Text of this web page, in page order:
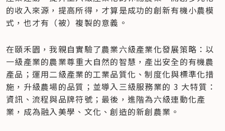
的收入來源，提高所得，才算是成功的創新有機小農模
式，也才有（被）複製的意義。
在頤禾園，我親自實驗了農業六級產業化發展策略：以
一級產業的農業尊重大自然的智慧，產出安全的有機農
產品；運用二級產業的工業品質化、制度化與標準化措
施，升級農場的品質；並導入三級服務業的 3 大特質：
資訊、流程與品牌符號；最後，進階為六級連動化產
業，成為融入美學、文化、創造的新創農業。